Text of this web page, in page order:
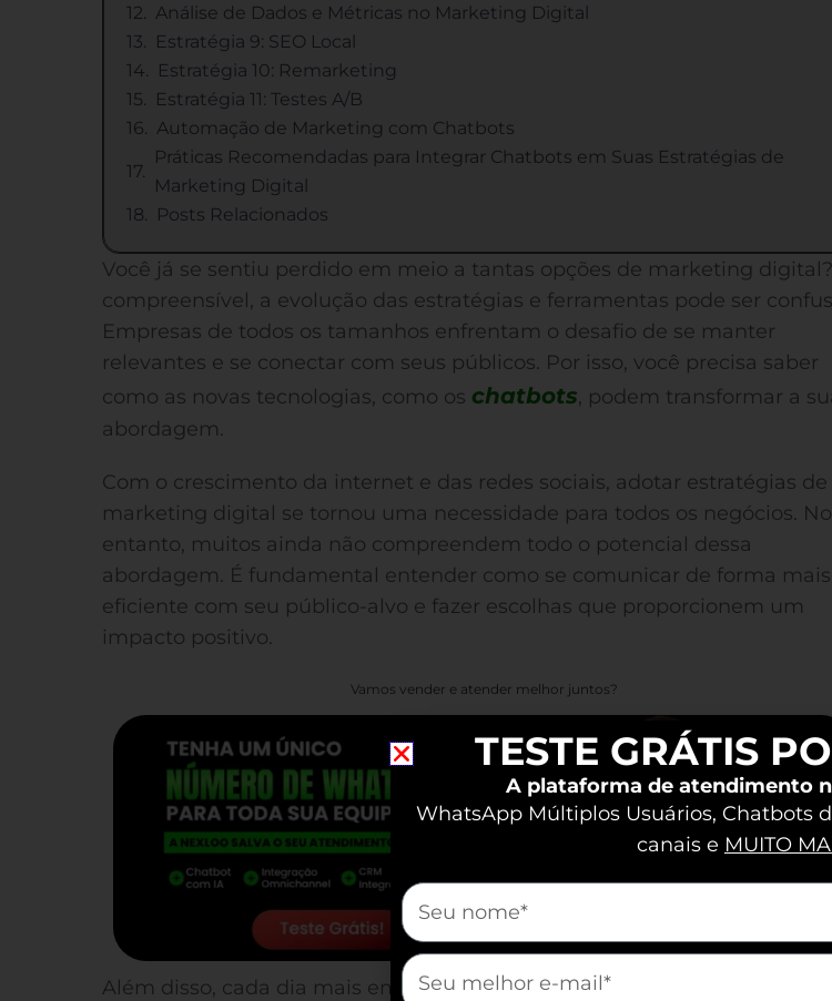
Análise de Dados e Métricas no Marketing Digital
Estratégia 9: SEO Local
Estratégia 10: Remarketing
Estratégia 11: Testes A/B
Automação de Marketing com Chatbots
Práticas Recomendadas para Integrar Chatbots em Suas Estratégias de
Marketing Digital
Posts Relacionados
Você já se sentiu perdido em meio a tantas opções de marketing
compreensível, a evolução das estratégias e ferramentas pode ser
Empresas de todos os tamanhos enfrentam o desafio de se manter
relevantes e se conectar com seus públicos. Por isso, você precisa saber
como as novas tecnologias, como os chatbots, podem transformar a
abordagem.
Com o crescimento da internet e das redes sociais, adotar estratégias de
marketing digital se tornou uma necessidade para todos os negócios. No
entanto, muitos ainda não compreendem todo o potencial dessa
abordagem. É fundamental entender como se comunicar de forma mais
eficiente com seu público-alvo e fazer escolhas que proporcionem um
impacto positivo.
Vamos vender e atender melhor juntos?
Além disso, cada dia mais empresas estão descobrindo os benefícios dos
TESTE GRÁTIS
A plataforma de atendimento
WhatsApp Múltiplos Usuários, Chatbots
canais e MUITO
mauticform[nome]
mauticform[email]